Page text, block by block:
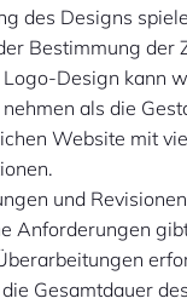
des Designs
Bestimmung der
Design kann
als die
Website mit
und
Anforderungen
Gesamtdauer